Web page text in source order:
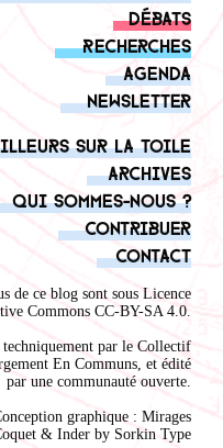
Débats
Recherches
Agenda
Newsletter
sur la toile
Archives
Qui sommes-nous ?
Contribuer
Contact
de ce blog sont sous Licence
Commons CC-BY-SA 4.0.
par le Collectif
En Communs, et édité
par une communauté ouverte.
graphique : Mirages
t & Inder by Sorkin Type